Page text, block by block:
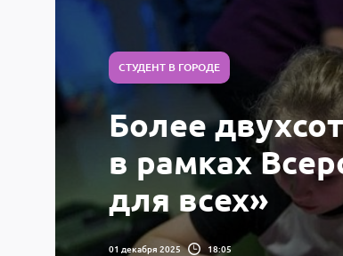
СТУДЕНТ В ГОРОДЕ
Более
в рамках
для всех»
01 декабря 2025 18:05